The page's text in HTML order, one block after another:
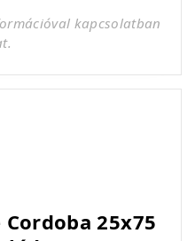
kapcsolatban
25x75